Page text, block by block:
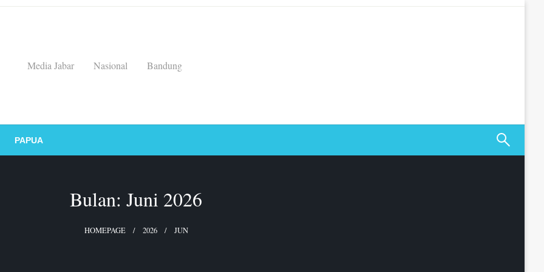
Media Jabar
Nasional Bandung
PAPUA
Bulan: Juni 2026
HOMEPAGE 2026 JUN